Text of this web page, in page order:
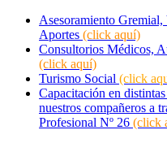
Asesoramiento
Aportes (click aquí)
Consultorios Médicos,
(click aquí)
Turismo Social (click
Capacitación en
nuestros compañeros a
Profesional Nº 26 (click